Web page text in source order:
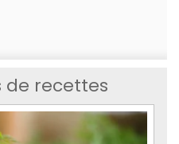
de recettes